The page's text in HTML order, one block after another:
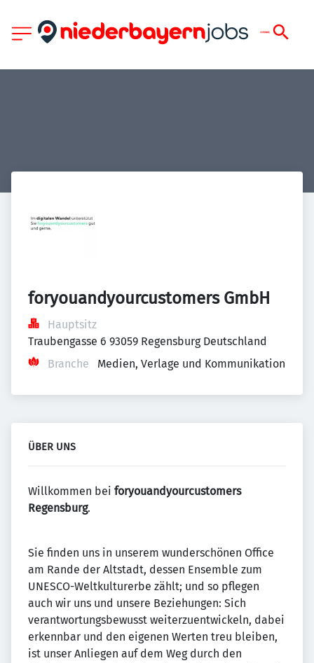
foryouandyourcustomers GmbH
Hauptsitz
Traubengasse 6 93059 Regensburg Deutschland
Branche
Medien, Verlage und Kommunikation
ÜBER UNS
Willkommen bei foryouandyourcustomers
Regensburg.
Sie finden uns in unserem wunderschönen Office
am Rande der Altstadt, dessen Ensemble zum
UNESCO-Weltkulturerbe zählt; und so pflegen
auch wir uns und unsere Beziehungen: Sich
verantwortungsbewusst weiterzuentwickeln, dabei
erkennbar und den eigenen Werten treu bleiben,
ist unser Anliegen auf dem Weg durch den